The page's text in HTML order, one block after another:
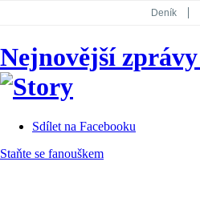
Deník
Koktejl
Nejnovější
Sdílet na Facebooku
Staňte se fanouškem